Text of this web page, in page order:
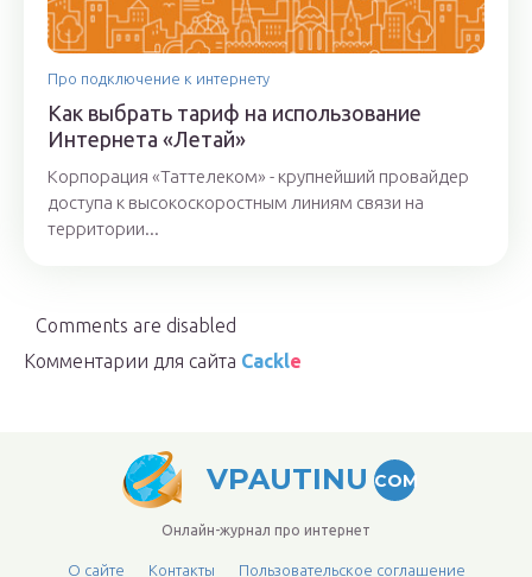
Про подключение к интернету
Как выбрать тариф на использование
Интернета «Летай»
Корпорация «Таттелеком» - крупнейший провайдер
доступа к высокоскоростным линиям связи на
территории...
Comments are disabled
Комментарии для сайта Cackle
VPAUTINU COM
Онлайн-журнал про интернет
О сайте Контакты Пользовательское соглашение